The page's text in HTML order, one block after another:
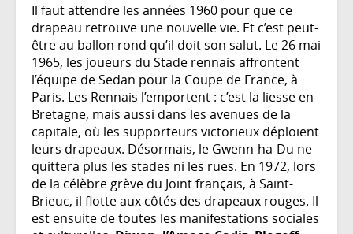
Il faut attendre les années 1960 pour que ce
drapeau retrouve une nouvelle vie. Et c’est peut-
être au ballon rond qu’il doit son salut. Le 26 mai
1965, les joueurs du Stade rennais affrontent
l’équipe de Sedan pour la Coupe de France, à
Paris. Les Rennais l’emportent : c’est la liesse en
Bretagne, mais aussi dans les avenues de la
capitale, où les supporteurs victorieux déploient
leurs drapeaux. Désormais, le Gwenn-ha-Du ne
quittera plus les stades ni les rues. En 1972, lors
de la célèbre grève du Joint français, à Saint-
Brieuc, il flotte aux côtés des drapeaux rouges. Il
est ensuite de toutes les manifestations sociales